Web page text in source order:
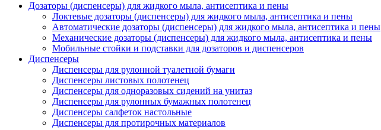
Дозаторы (диспенсеры) для жидкого мыла, антисептика и пены
Локтевые дозаторы (диспенсеры) для жидкого мыла, антисептика и пены
Автоматические дозаторы (диспенсеры) для жидкого мыла, антисептика и пены
Механические дозаторы (диспенсеры) для жидкого мыла, антисептика и пены
Мобильные стойки и подставки для дозаторов и диспенсеров
Диспенсеры
Диспенсеры для рулонной туалетной бумаги
Диспенсеры листовых полотенец
Диспенсеры для одноразовых сидений на унитаз
Диспенсеры для рулонных бумажных полотенец
Диспенсеры салфеток настольные
Диспенсеры для протирочных материалов